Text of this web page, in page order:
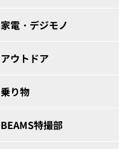
家電・デジモノ
アウトドア
乗り物
BEAMS特撮部